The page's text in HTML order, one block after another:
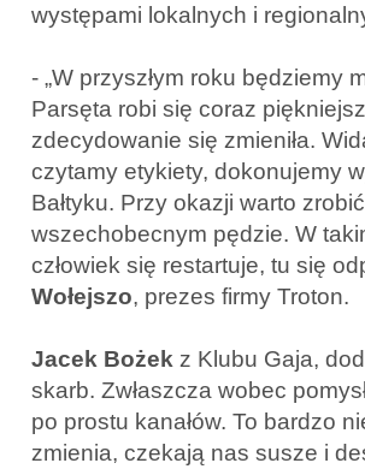
występami lokalnych i
- „W przyszłym roku będziemy
Parsęta robi się coraz
zdecydowanie się zmieniła.
czytamy etykiety, dokonujemy
Bałtyku. Przy okazji warto
wszechobecnym pędzie. W
człowiek się restartuje, tu się
Wołejszo, prezes firmy Troton.
Jacek Bożek z Klubu Gaja,
skarb. Zwłaszcza wobec
po prostu kanałów. To bardzo
zmienia, czekają nas susze i